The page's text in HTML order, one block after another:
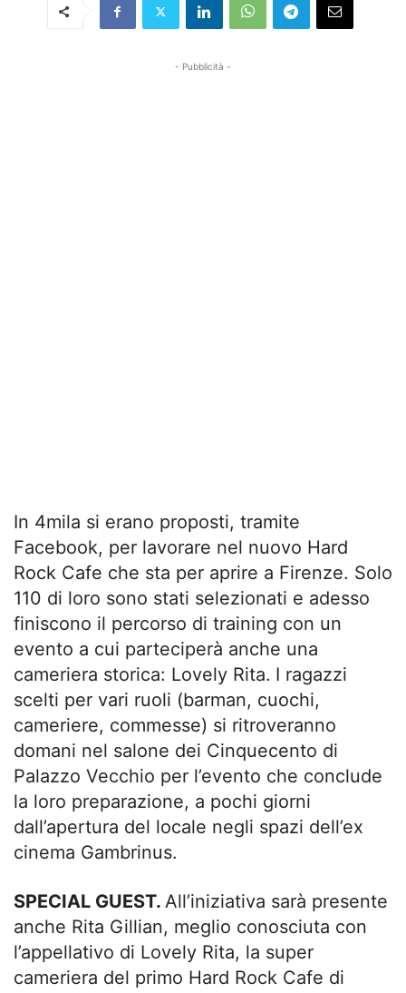
- Pubblicità -
In 4mila si erano proposti, tramite
Facebook, per lavorare nel nuovo Hard
Rock Cafe che sta per aprire a Firenze. Solo
110 di loro sono stati selezionati e adesso
finiscono il percorso di training con un
evento a cui parteciperà anche una
cameriera storica: Lovely Rita. I ragazzi
scelti per vari ruoli (barman, cuochi,
cameriere, commesse) si ritroveranno
domani nel salone dei Cinquecento di
Palazzo Vecchio per l’evento che conclude
la loro preparazione, a pochi giorni
dall’apertura del locale negli spazi dell’ex
cinema Gambrinus.
SPECIAL GUEST. All’iniziativa sarà presente
anche Rita Gillian, meglio conosciuta con
l’appellativo di Lovely Rita, la super
cameriera del primo Hard Rock Cafe di